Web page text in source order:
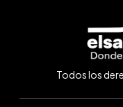
Todos los